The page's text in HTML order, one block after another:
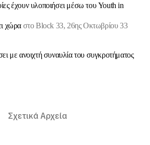
έχουν υλοποιήσει μέσω του Youth in
χώρα στο Block 33, 26ης Οκτωβρίου 33
με ανοιχτή συναυλία του συγκροτήματος
Σχετικά Αρχεία